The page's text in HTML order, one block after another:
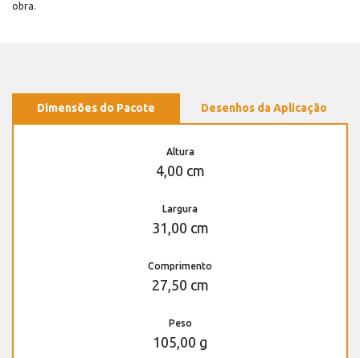
obra.
Dimensões do Pacote Desenhos da Aplicação
Altura
4,00 cm
Largura
31,00 cm
Comprimento
27,50 cm
Peso
105,00 g